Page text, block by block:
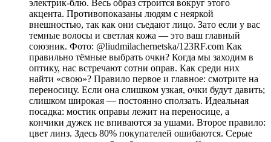
электрик-блю. Весь образ строится вокруг этого
акцента. Противопоказаны людям с неяркой
внешностью, так как они съедают лицо. Зато если у вас
темные волосы и светлая кожа — это ваш главный
союзник. Фото: @liudmilachernetska/123RF.com Как
правильно тёмные выбрать очки? Когда мы заходим в
оптику, нас встречают сотни оправ. Как среди них
найти «свою»? Правило первое и главное: смотрите на
переносицу. Если она слишком узкая, очки будут давить;
слишком широкая — постоянно сползать. Идеальная
посадка: мостик оправы лежит на переносице, а
кончики дужек не впиваются за ушами. Второе правило:
цвет линз. Здесь 80% покупателей ошибаются. Серые